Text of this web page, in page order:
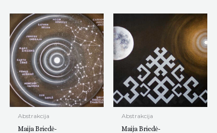
Abstrakcija
Maija Briedė-
Abstrakcija
Maija Briedė-